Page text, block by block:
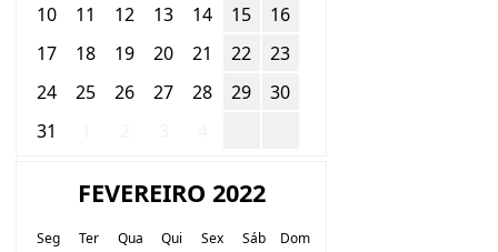
10
11 12 13 14 15
16
17
18 19 20 21 22
23
24
25 26 27 28 29
30
31
FEVEREIRO 2022
Seg Ter Qua Qui Sex Sáb Dom